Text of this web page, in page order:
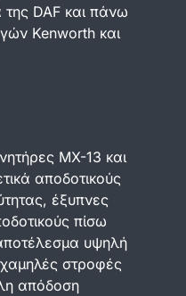
DAF και πάνω
Kenworth και
MX-13 και
αποδοτικούς
έξυπνες
πίσω
υψηλή
στροφές
απόδοση